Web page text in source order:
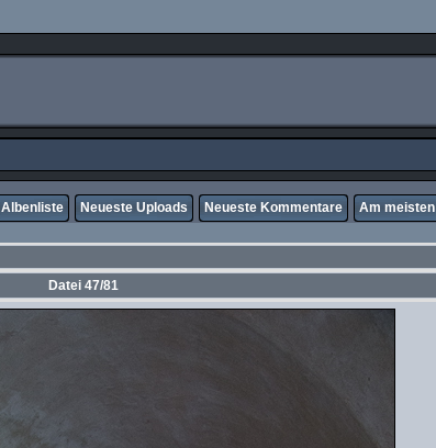
Albenliste Neueste Uploads Neueste Kommentare Am
Datei 47/81